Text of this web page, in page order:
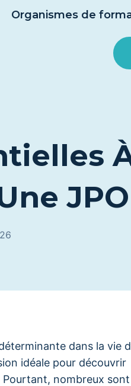
Organismes de
JPO
dans la vie
idéale pour découvrir
nombreux